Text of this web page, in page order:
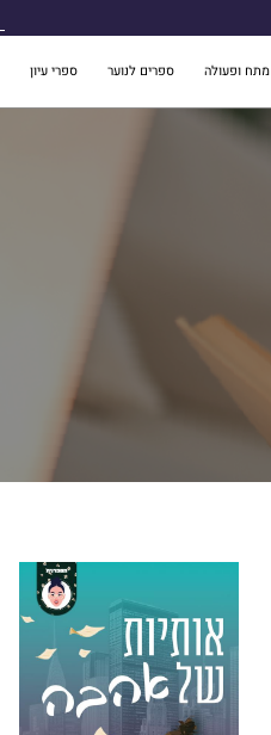
מתח ופעולה ספרים לנוער ספרי עיון